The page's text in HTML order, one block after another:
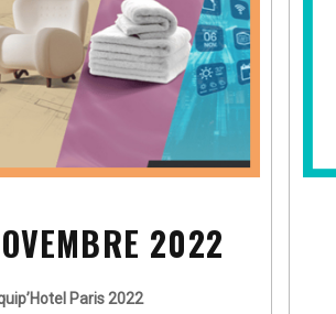
2022
Paris 2022